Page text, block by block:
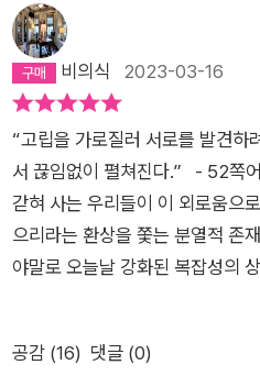
동쪽을 걷겠다고 다짐하지만, 어
수선한 서쪽에 와있는(120)” 자신
라는 것에 주체가 있다는 느낌
서 사람들의 표정과 행동을 보며
그 거리에는 폭언과 무례함, 폭력
대기석은 낯선 남자를 큰소리로
장소다. 한 겨울 꽁꽁 언 빙판 길
해, “난감한 상황에선 누구나 타
고, 그 광경을 보았다면 누구라도
이 이루어진다. 산책에서 돌아온
고, 그들의 몸짓이 보이도록 생기
까? 아니다. 그에겐 너무도 많은
이를 가리지 않고 고닉은 모두와
고닉에게 가장 큰 동력이자, 걷기
울적한 이들에게 마음을 내주었
게 마음을 빼앗기기도 하는 분투
수 있다. 거리는 누군가의 징역에
속으로 탈주하려는 사람으로 가
럽게 동요하는 듯이 보이는 순
를 떠났고 그 도시를 찾지 않는
내가 있는 곳으로 온다. 검색이나
상 중심이라면 중구 또는 종로라
홀로 또는 친구와 함께 발을 디딘
다. 호암아트홀에서 보던 전시를
게 많은 서점과 책이 있었고 수많
운 다양한 영화가 있었다. “나는
늘 안락함과 안도감, 단조로움과
시로 들락거리며 언젠가 만날 절
렸다. 고닉과 나는 뉴욕과 서울,
척이나 다른 그러나 어떤 면에서
더 중심이라고 부르는 곳이 존재
웠던 열네 살의 추억을 일깨운다.
이상 도시에 사로잡혀 있지 않기
곳을 헤매었다. 고닉은 사랑과 열
없는 여자로 나아갔다. 그러나 여
와서 사람 없음에, 도시 아님에
은 건물들로 차 있던 시선은 이제
워졌다. 비비언 고닉은 이야기
다. 그 사람들은 가족이기도 하
인상적인 것은 지나가는 사람들
고닉이 훔쳐 들은 이야기들은 생
사람들의 일상중의 평범한 대화
비의식 2023-03-16
“고립을 가로질러 서로를 발견하
서 끊임없이 펼쳐진다.” - 52쪽
갇혀 사는 우리들이 이 외로움으
으리라는 환상을 쫓는 분열적 존
야말로 오늘날 강화된 복잡성의
세계인 거대 도시와 자신이 하나
인간들 서로에게서 무언가를 발
공감 (16) 댓글 (0)